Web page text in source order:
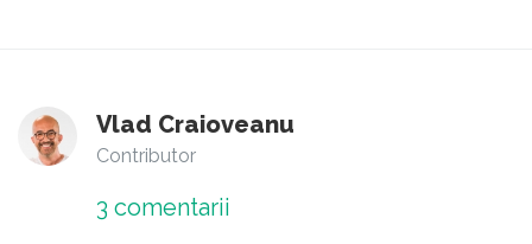
Vlad Craioveanu
Contributor
3 comentarii